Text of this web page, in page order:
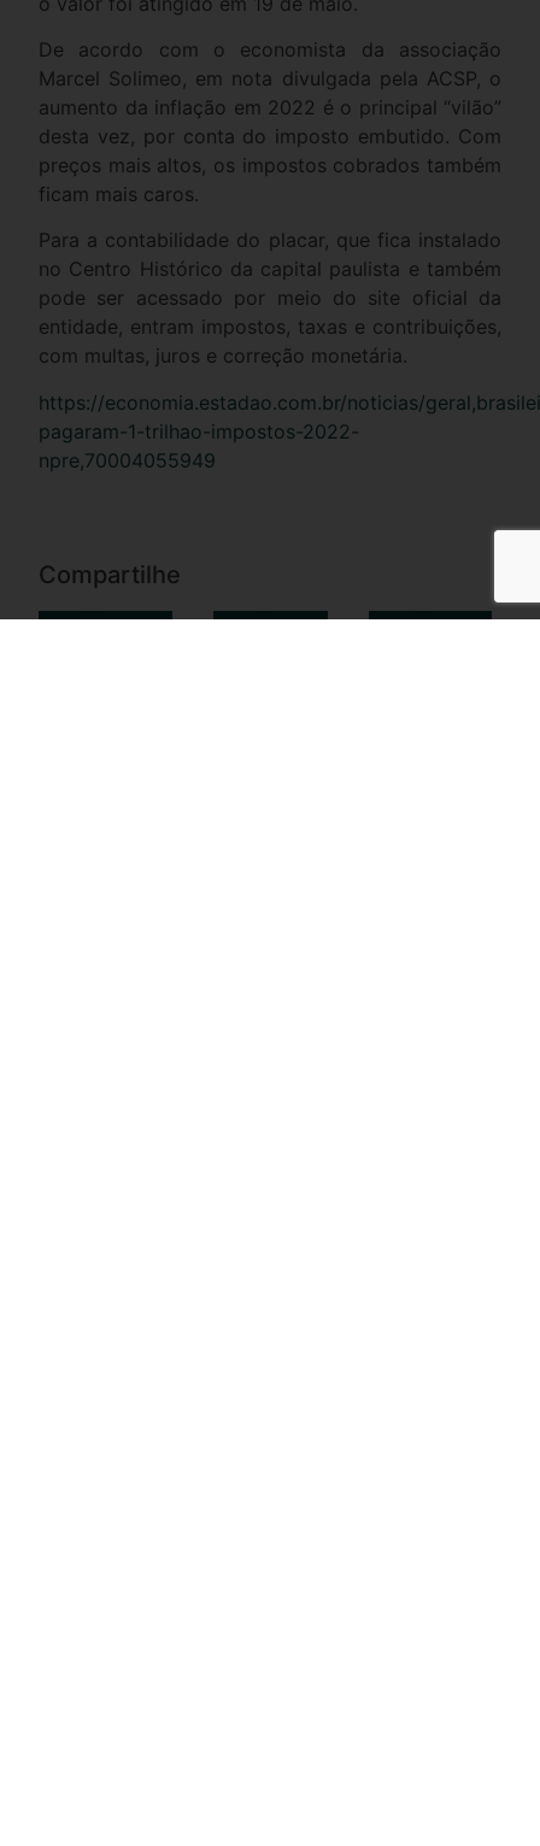
De acordo com o economista da associação
Marcel Solimeo, em nota divulgada pela ACSP, o
aumento da inflação em 2022 é o principal “vilão”
desta vez, por conta do imposto embutido. Com
preços mais altos, os impostos cobrados também
ficam mais caros.
Para a contabilidade do placar, que fica instalado
no Centro Histórico da capital paulista e também
pode ser acessado por meio do site oficial da
entidade, entram impostos, taxas e contribuições,
com multas, juros e correção monetária.
https://economia.estadao.com.br/noticias/
pagaram-1-trilhao-impostos-2022-
npre,70004055949
Compartilhe